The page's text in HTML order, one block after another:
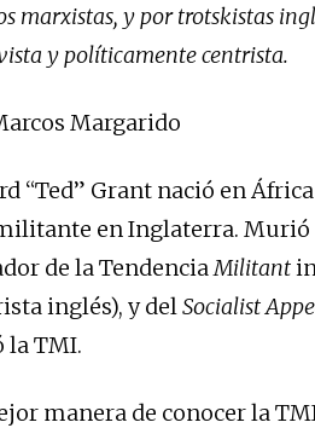
marxistas, y por trotskistas
y políticamente centrista.
Margarido
“Ted” Grant nació en
en Inglaterra. Murió
de la Tendencia Militant
inglés), y del Socialist
la TMI.
manera de conocer la